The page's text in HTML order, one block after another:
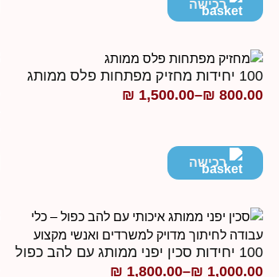
רכישה
100 יחידות מחזיק מפתחות פלס ממותג
₪ 800.00
–
₪ 1,500.00
טווח
עד
רכישה
100 יחידות סכין יפני ממותג עם להב כפול
₪ 1,000.00
–
₪ 1,800.00